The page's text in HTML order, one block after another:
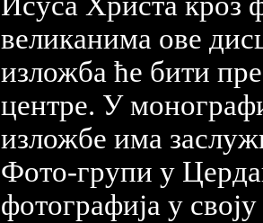
великанима ове
изложба ће бити
центре. У
изложбе има
Фото-групи у
фотографија у